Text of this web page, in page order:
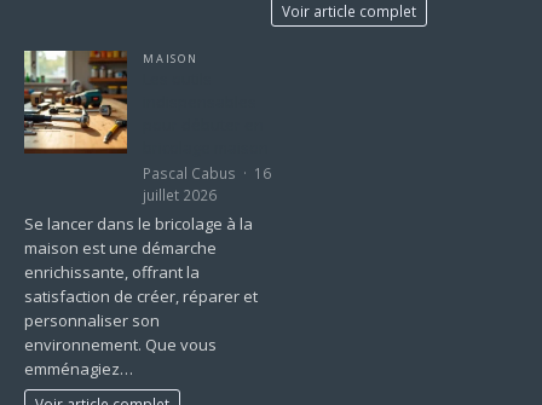
Voir article complet
MAISON
Pascal Cabus
16
juillet 2026
Se lancer dans le bricolage à la
maison est une démarche
enrichissante, offrant la
satisfaction de créer, réparer et
personnaliser son
environnement. Que vous
emménagiez…